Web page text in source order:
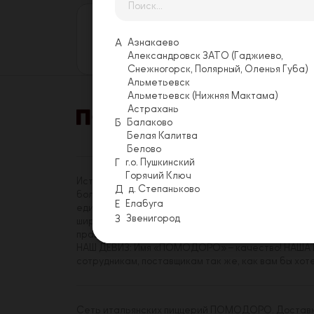
Оставить отзыв
Условия
История «ПОМОДОРО» началась в 2014 году. На
более трехсот сотрудников, имеющих реальную
единомышленников среди коллег. Миссия
широкому кругу посетителей. Принципы,
правиле.
А
Азнакаево
Александровск ЗАТО (Гаджиево,
Снежногорск, Полярный, Оленья Губа)
Альметьевск
Альметьевск (Нижняя Мактама)
Астрахань
Б
Балаково
Белая Калитва
Белово
Г г.о. Пушкинский
Горячий Ключ
Д д. Степаньково
Е Елабуга
З Звенигород